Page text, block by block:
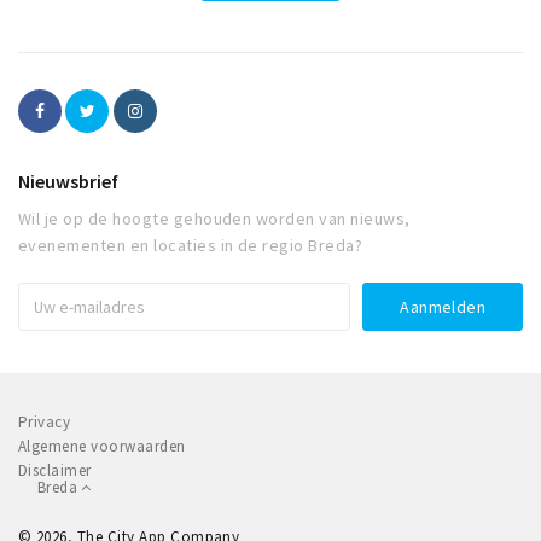
Nieuwsbrief
Wil je op de hoogte gehouden worden van nieuws,
evenementen en locaties in de regio Breda?
Privacy
Algemene voorwaarden
Disclaimer
Breda
© 2026, The City App Company